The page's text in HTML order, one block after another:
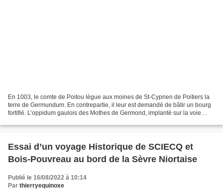
En 1003, le comte de Poitou lègue aux moines de St-Cyprien de Poitiers la
terre de Germundum. En contrepartie, il leur est demandé de bâtir un bourg
fortifié. L’oppidum gaulois des Mothes de Germond, implanté sur la voie
Essai d’un voyage Historique de SCIECQ et
Bois-Pouvreau au bord de la Sèvre Niortaise
Publié le 16/08/2022 à 10:14
Par thierryequinoxe